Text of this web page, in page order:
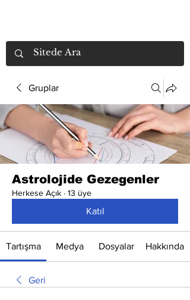
Gruplar
Astrolojide Gezegenler
Herkese Açık · 13 üye
Katıl
Tartışma Medya Dosyalar Hakkında
Geri